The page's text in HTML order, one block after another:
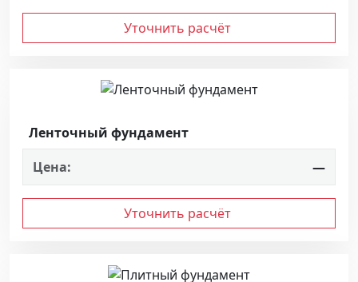
Уточнить расчёт
Ленточный фундамент
Цена:
—
Уточнить расчёт